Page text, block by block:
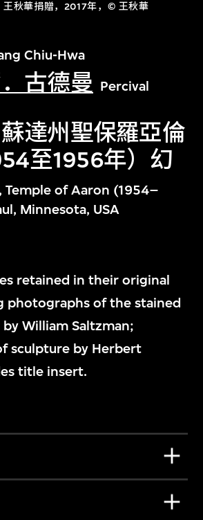
王秋華捐贈，2017年，© 王秋華
Chiu-Hwa
古德曼 Percival
達州聖保羅亞倫
至1956年）幻
Temple of Aaron (1954–
Minnesota, USA
retained in their original
photographs of the stained
William Saltzman;
sculpture by Herbert
title insert.